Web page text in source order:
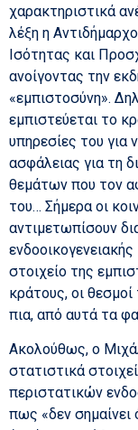
χαρακτηριστικά
λέξη η
Ισότητας και
ανοίγοντας την
«εμπιστοσύνη».
εμπιστεύεται το
υπηρεσίες του για
ασφάλειας για τη
θεμάτων που τον
του… Σήμερα οι
αντιμετωπίσουν
στοιχείο της
κράτους, οι
πια, από αυτά τα
Ακολούθως, ο
στατιστικά
περιστατικών
πως «δεν σημαίνει